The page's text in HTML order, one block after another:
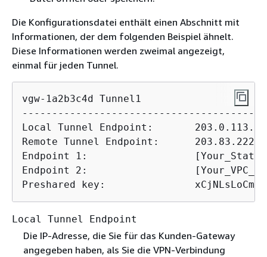
Die Konfigurationsdatei enthält einen Abschnitt mit
Informationen, der dem folgenden Beispiel ähnelt.
Diese Informationen werden zweimal angezeigt,
einmal für jeden Tunnel.
vgw-1a2b3c4d Tunnel1
Local Tunnel Endpoint:       203.0.113.1
Remote Tunnel Endpoint:
Endpoint 1:
Endpoint 2:
Preshared key:
Local Tunnel Endpoint
Die IP-Adresse, die Sie für das Kunden-Gateway
angegeben haben, als Sie die VPN-Verbindung